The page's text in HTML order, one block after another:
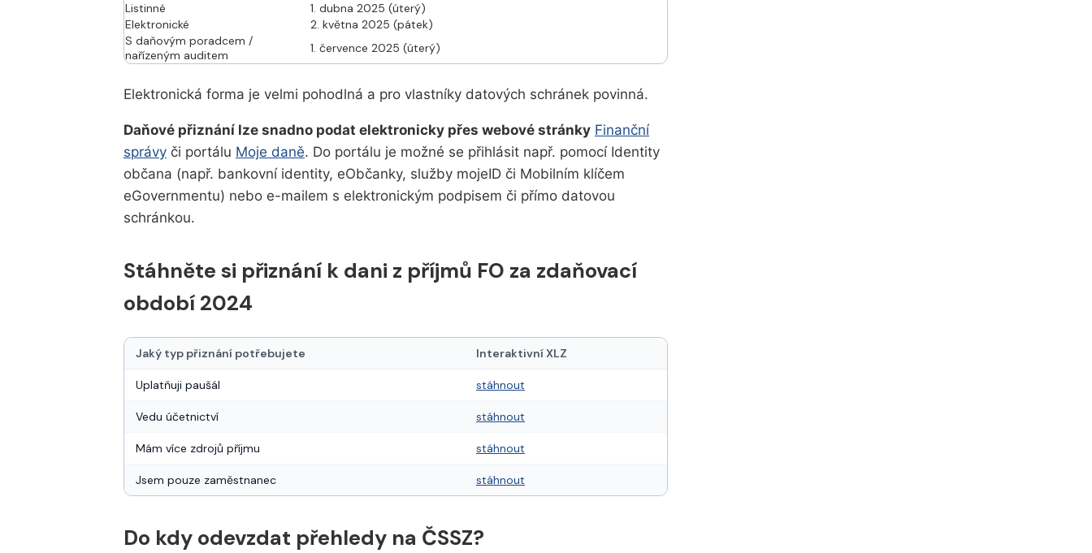
Listinné
1. dubna 2025 (úterý)
Elektronické
2. května 2025 (pátek)
S daňovým poradcem /
nařízeným auditem
1. července 2025 (úterý)
Elektronická forma je velmi pohodlná a pro vlastníky datových schránek povinná.
Daňové přiznání lze snadno podat elektronicky přes webové stránky Finanční
správy či portálu Moje daně. Do portálu je možné se přihlásit např. pomocí Identity
občana (např. bankovní identity, eObčanky, služby mojeID či Mobilním klíčem
eGovernmentu) nebo e-mailem s elektronickým podpisem či přímo datovou
schránkou.
Stáhněte si přiznání k dani z příjmů FO za zdaňovací
období 2024
Jaký typ přiznání potřebujete Interaktivní XLZ
Uplatňuji paušál stáhnout
Vedu účetnictví stáhnout
Mám více zdrojů příjmu stáhnout
Jsem pouze zaměstnanec stáhnout
Do kdy odevzdat přehledy na ČSSZ?